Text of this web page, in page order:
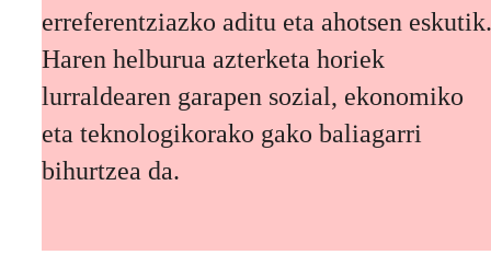
erreferentziazko aditu eta ahotsen eskutik.
Haren helburua azterketa horiek
lurraldearen garapen sozial, ekonomiko
eta teknologikorako gako baliagarri
bihurtzea da.